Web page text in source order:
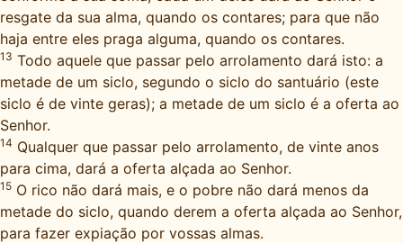
resgate da sua alma, quando os contares; para que não
haja entre eles praga alguma, quando os contares.
13 Todo aquele que passar pelo arrolamento dará isto: a
metade de um siclo, segundo o siclo do santuário (este
siclo é de vinte geras); a metade de um siclo é a oferta ao
Senhor.
14 Qualquer que passar pelo arrolamento, de vinte anos
para cima, dará a oferta alçada ao Senhor.
15 O rico não dará mais, e o pobre não dará menos da
metade do siclo, quando derem a oferta alçada ao Senhor,
para fazer expiação por vossas almas.